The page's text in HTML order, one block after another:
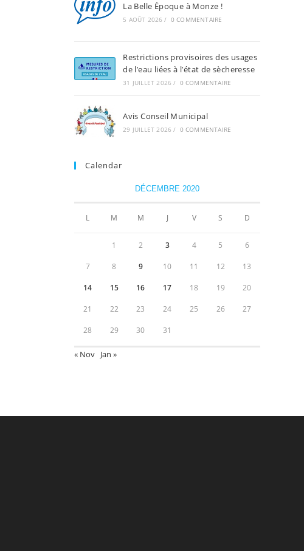
La Belle Époque à Monze !
5 AOÛT 2026 / 0 COMMENTAIRE
Restrictions provisoires des usages
de l’eau liées à l’état de sècheresse
31 JUILLET 2026 / 0 COMMENTAIRE
Avis Conseil Municipal
29 JUILLET 2026 / 0 COMMENTAIRE
Calendar
DÉCEMBRE 2020
L M M J V S D
1 2 3 4 5 6
7 8 9 10 11 12 13
14 15 16 17 18 19 20
21 22 23 24 25 26 27
28 29 30 31
« Nov Jan »